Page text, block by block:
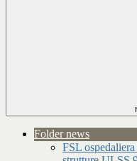
Folder news
FSL